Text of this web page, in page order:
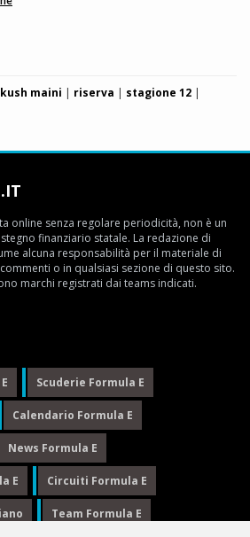
kush maini | riserva | stagione 12 |
online senza regolare periodicità, non è un
finanziario statale. La redazione di
alcuna responsabilità per il materiale di
o in qualsiasi sezione di questo sito.
marchi registrati dai teams indicati.
Scuderie Formula E
Calendario Formula E
News Formula E
E Circuiti Formula E
Team Formula E